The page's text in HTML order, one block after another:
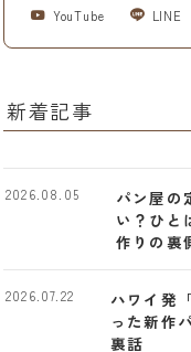
YouTube
LINE
新着記事
パン屋の
い？ひと
作りの裏
2026.08.05
ハワイ発
った新作
裏話
2026.07.22